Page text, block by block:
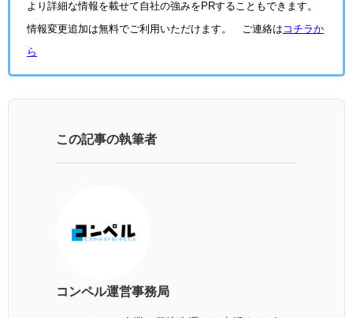
より詳細な情報を載せて自社の強みをPRすることもできます。
情報変更追加は無料でご利用いただけます。 ご連絡は コチラか
ら
この記事の執筆者
コンペル運営事務局